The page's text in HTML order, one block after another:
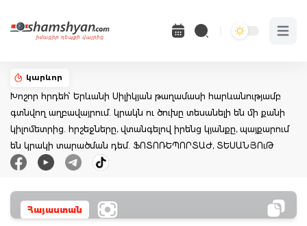
Open
կարևոր
Խոշոր հրդեհ՝ Երևանի Սիլիկյան թաղամասի հարևանությամբ
գտնվող աղբավայրում. կրակն ու ծուխը տեսանելի են մի քանի
կիլոմետրից. հրշեջները, վտանգելով իրենց կյանքը, պայքարում
են կրակի տարածման դեմ. ՖՈՏՈՌԵՊՈՐՏԱԺ, ՏԵՍԱՆՅՈւԹ
Հայաստան